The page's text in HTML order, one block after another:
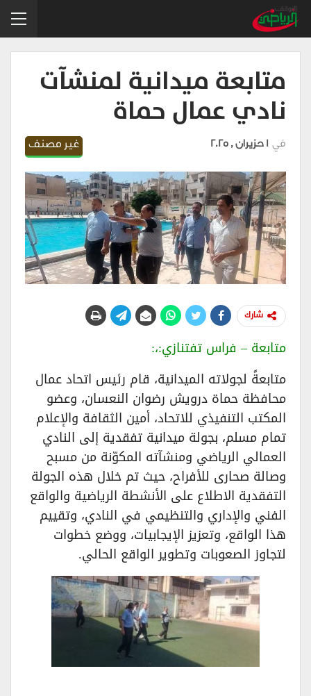
متابعة ميدانية لمنشآت
نادي عمال حماة
غير مصنف في 1 حزيران , 2025
شارك
متابعة – فراس تفتنازي:،:
متابعةً لجولاته الميدانية، قام رئيس اتحاد عمال
محافظة حماة درويش رضوان النعسان، وعضو
المكتب التنفيذي للاتحاد، أمين الثقافة والإعلام
تمام مسلم، بجولة ميدانية تفقدية إلى النادي
العمالي الرياضي ومنشآته المكوّنة من مسبح
وصالة صحارى للأفراح، حيث تم خلال هذه الجولة
التفقدية الاطلاع على الأنشطة الرياضية والواقع
الفني والإداري والتنظيمي في النادي، وتقييم
هذا الواقع، وتعزيز الإيجابيات، ووضع خطوات
لتجاوز الصعوبات وتطوير الواقع الحالي.